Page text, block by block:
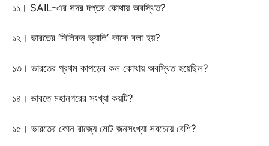
১১। SAIL-এর সদর দপ্তর কোথায় অবস্থিত?
১২। ভারতের ‘সিলিকন ভ্যালি’ কাকে বলা হয়?
১৩। ভারতের প্রথম কাপড়ের কল কোথায় অবস্থিত হয়েছিল?
১৪। ভারতে মহানগরের সংখ্যা কয়টি?
১৫। ভারতের কোন রাজ্যে মোট জনসংখ্যা সবচেয়ে বেশি?